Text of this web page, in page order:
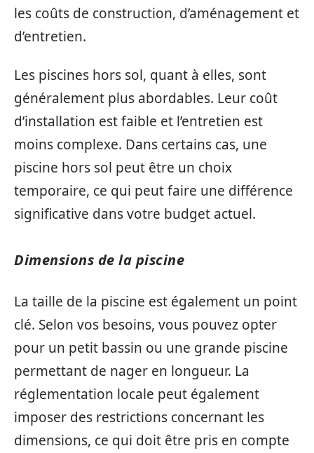
les coûts de construction, d’aménagement et
d’entretien.
Les piscines hors sol, quant à elles, sont
généralement plus abordables. Leur coût
d’installation est faible et l’entretien est
moins complexe. Dans certains cas, une
piscine hors sol peut être un choix
temporaire, ce qui peut faire une différence
significative dans votre budget actuel.
Dimensions de la piscine
La taille de la piscine est également un point
clé. Selon vos besoins, vous pouvez opter
pour un petit bassin ou une grande piscine
permettant de nager en longueur. La
réglementation locale peut également
imposer des restrictions concernant les
dimensions, ce qui doit être pris en compte